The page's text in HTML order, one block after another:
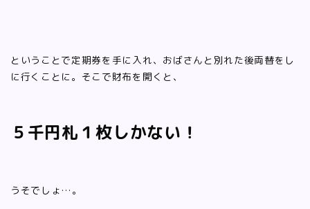
ということで定期券を手に入れ、おばさんと別れた後両替をし
に行くことに。そこで財布を開くと、
５千円札１枚しかない！
うそでしょ…。